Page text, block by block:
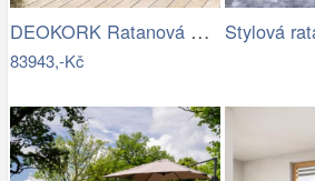
DEOKORK Ratanová modulová sestava…
83943,-Kč